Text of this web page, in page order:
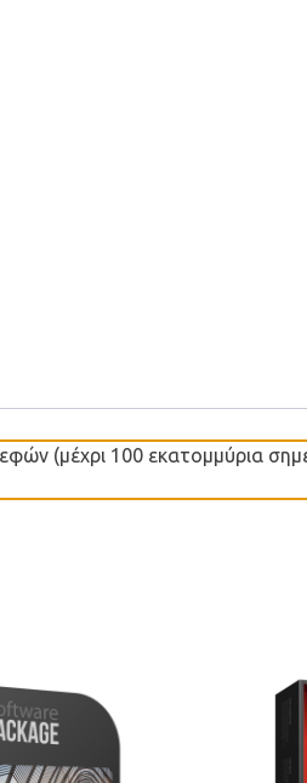
(μέχρι 100 εκατομμύρια